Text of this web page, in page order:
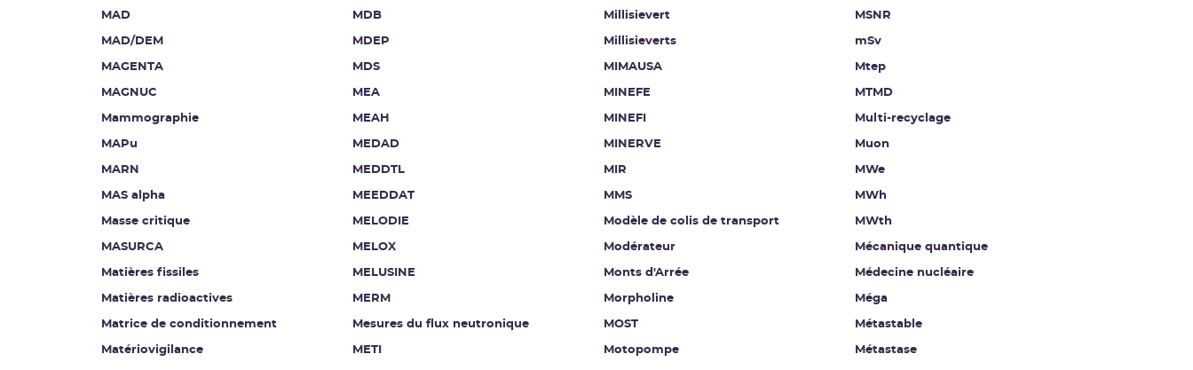
MAD
MAD/DEM
MAGENTA
MAGNUC
Mammographie
MAPu
MARN
MAS alpha
Masse critique
MASURCA
Matières fissiles
Matières radioactives
Matrice de conditionnement
Matériovigilance
MDB
MDEP
MDS
MEA
MEAH
MEDAD
MEDDTL
MEEDDAT
MELODIE
MELOX
MELUSINE
MERM
Mesures du flux neutronique
METI
Millisievert
Millisieverts
MIMAUSA
MINEFE
MINEFI
MINERVE
MIR
MMS
Modèle de colis de transport
Modérateur
Monts d'Arrée
Morpholine
MOST
Motopompe
MSNR
mSv
Mtep
MTMD
Multi-recyclage
Muon
MWe
MWh
MWth
Mécanique quantique
Médecine nucléaire
Méga
Métastable
Métastase